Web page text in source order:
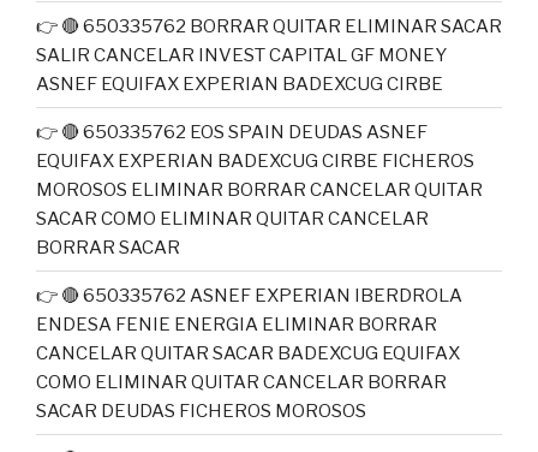
👉 🔴 650335762 BORRAR QUITAR ELIMINAR SACAR
SALIR CANCELAR INVEST CAPITAL GF MONEY
ASNEF EQUIFAX EXPERIAN BADEXCUG CIRBE
👉 🔴 650335762 EOS SPAIN DEUDAS ASNEF
EQUIFAX EXPERIAN BADEXCUG CIRBE FICHEROS
MOROSOS ELIMINAR BORRAR CANCELAR QUITAR
SACAR COMO ELIMINAR QUITAR CANCELAR
BORRAR SACAR
👉 🔴 650335762 ASNEF EXPERIAN IBERDROLA
ENDESA FENIE ENERGIA ELIMINAR BORRAR
CANCELAR QUITAR SACAR BADEXCUG EQUIFAX
COMO ELIMINAR QUITAR CANCELAR BORRAR
SACAR DEUDAS FICHEROS MOROSOS